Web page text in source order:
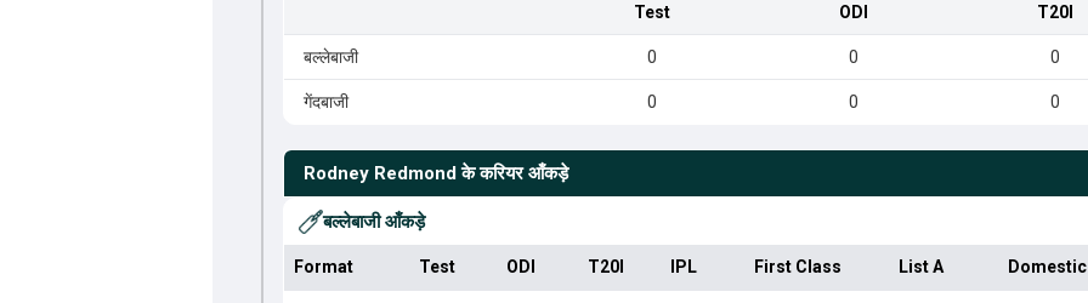
Test ODI T20I
बल्लेबाजी 0 0 0
गेंदबाजी 0 0 0
Rodney Redmond के करियर आँकड़े
बल्लेबाजी आँकड़े
Format Test ODI T20I IPL First Class List A